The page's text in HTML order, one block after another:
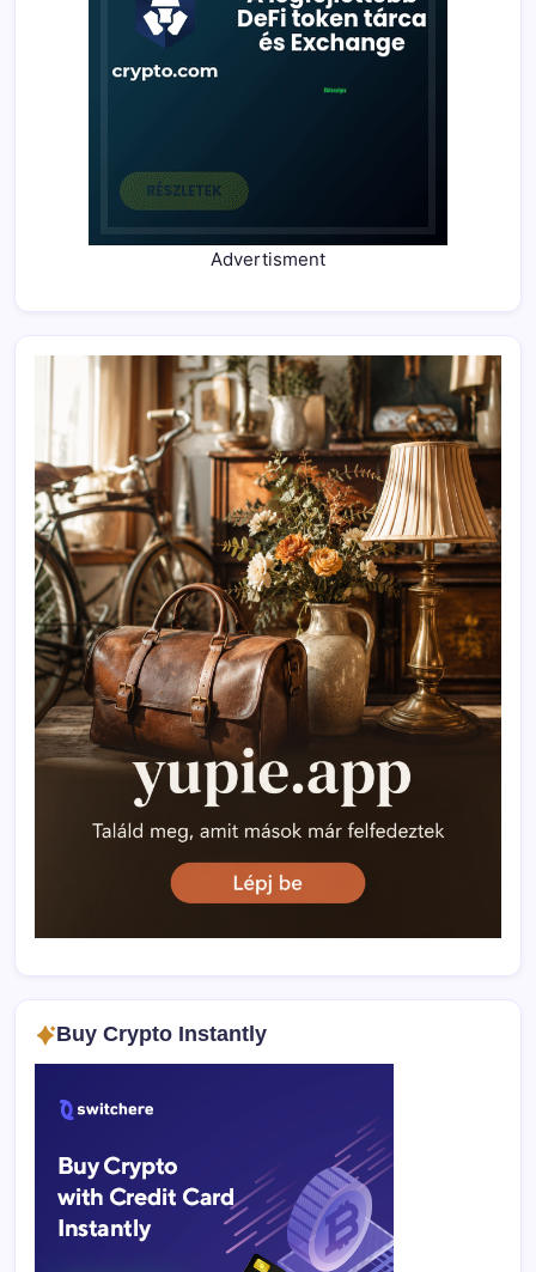
Advertisment
Buy Crypto Instantly